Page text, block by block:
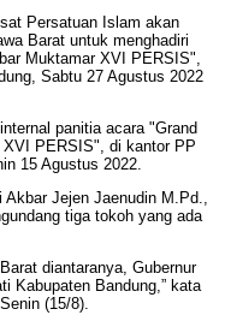
Persatuan Islam akan
Barat untuk menghadiri
Muktamar XVI PERSIS",
Sabtu 27 Agustus 2022
panitia acara "Grand
XVI PERSIS", di kantor PP
15 Agustus 2022.
Akbar Jejen Jaenudin M.Pd.,
tiga tokoh yang ada
diantaranya, Gubernur
Kabupaten Bandung,” kata
(15/8).